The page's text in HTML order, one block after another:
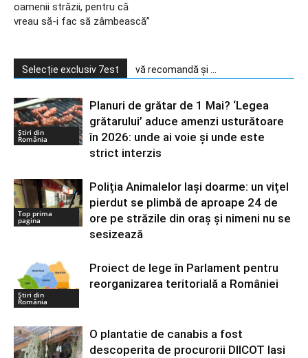
oamenii străzii, pentru că
vreau să-i fac să zâmbească”
Selecție exclusiv 7est vă recomandă și ...
Știri din
România
Planuri de grătar de 1 Mai? ‘Legea
grătarului’ aduce amenzi usturătoare
în 2026: unde ai voie și unde este
strict interzis
Top prima
pagina
Poliția Animalelor Iași doarme: un vițel
pierdut se plimbă de aproape 24 de
ore pe străzile din oraș și nimeni nu se
sesizează
Știri din
România
Proiect de lege în Parlament pentru
reorganizarea teritorială a României
O plantatie de canabis a fost
descoperita de procurorii DIICOT Iasi